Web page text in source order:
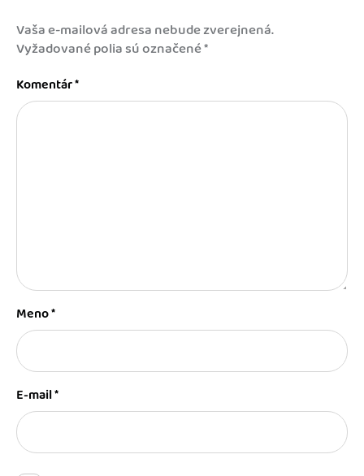
Vaša e-mailová adresa nebude zverejnená.
Vyžadované polia sú označené*
Komentár*
Meno*
E-mail*